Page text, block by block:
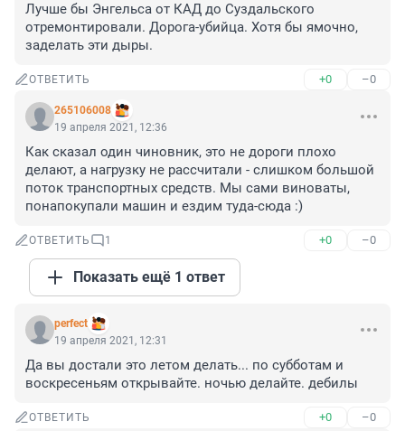
Лучше бы Энгельса от КАД до Суздальского
отремонтировали. Дорога-убийца. Хотя бы ямочно,
заделать эти дыры.
ОТВЕТИТЬ +0 –0
265106008
19 апреля 2021, 12:36
Как сказал один чиновник, это не дороги плохо
делают, а нагрузку не рассчитали - слишком большой
поток транспортных средств. Мы сами виноваты,
понапокупали машин и ездим туда-сюда :)
ОТВЕТИТЬ 1 +0 –0
Показать ещё 1 ответ
perfect
19 апреля 2021, 12:31
Да вы достали это летом делать... по субботам и
воскресеньям открывайте. ночью делайте. дебилы
ОТВЕТИТЬ +0 –0